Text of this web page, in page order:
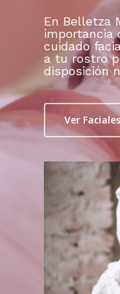
En Belletza
importancia
cuidado
a tu rostro
disposición
Ver